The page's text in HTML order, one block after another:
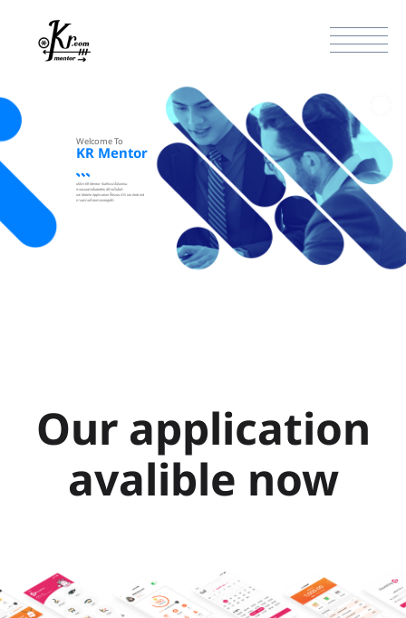
บริษัท KR Mentor รับพัฒนาโปรแกรม
งานระบบภายในองค์กร สร้างเว็บไซต์
และ Mobile Application ทั้งระบบ iOS และ Android
ตามความต้องการของลูกค้า
KR Mentor
Welcome To
Our application
avalible now